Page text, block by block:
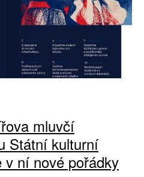
mluvčí
Státní kulturní
ní nové pořádky